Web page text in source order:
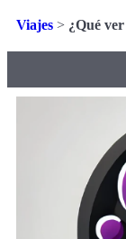
Viajes > ¿Qué